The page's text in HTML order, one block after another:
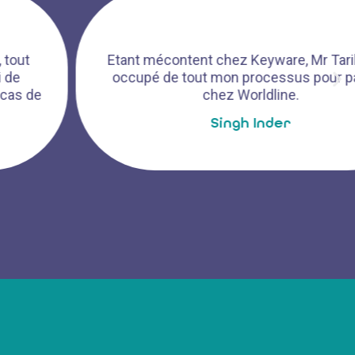
Etant mécontent chez Keyware, Mr Tarik s’est
occupé de tout mon processus pour passer
chez Worldline.
Singh Inder